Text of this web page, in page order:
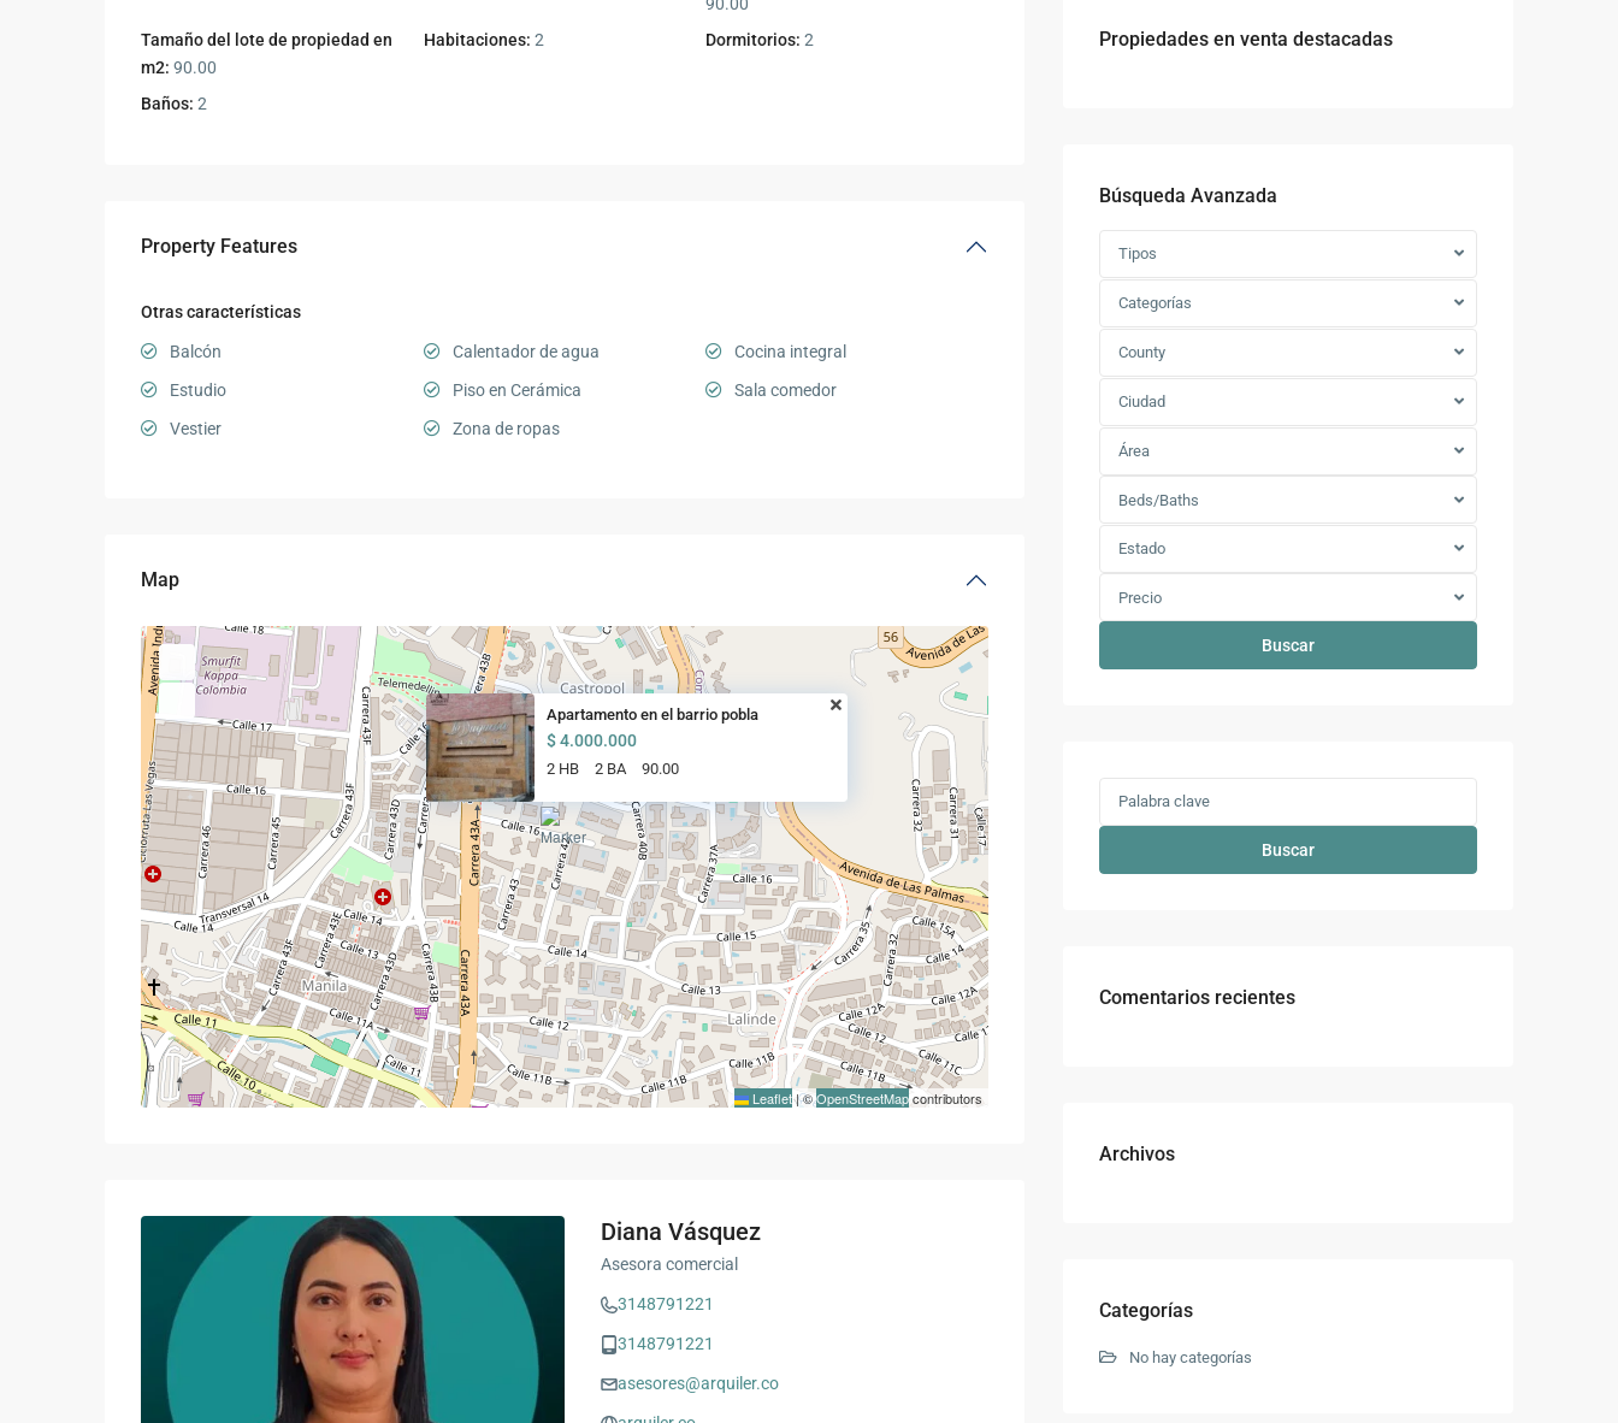
Tamaño del lote de propiedad en
m2: 90.00
Habitaciones: 2 Dormitorios: 2
Baños: 2
Property Features
Otras características
Balcón Calentador de agua
Cocina integral
Estudio
Piso en Cerámica
Sala comedor
Vestier
Zona de ropas
Map
Apartamento en el barrio pobla
$ 4.000.000
2 HB 2 BA 90.00
Leaflet|©OpenStreetMapcontributors
Diana Vásquez
Asesora comercial
3148791221
3148791221
asesores@arquiler.co
Propiedades en venta destacadas
Búsqueda Avanzada
Tipos
Categorías
County
Ciudad
Área
Beds/Baths
Estado
Precio
Buscar
Buscar
Comentarios recientes
Archivos
Categorías
No hay categorías